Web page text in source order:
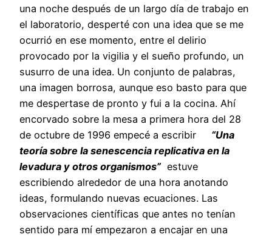
una noche después de un largo día de trabajo en
el laboratorio, desperté con una idea que se me
ocurrió en ese momento, entre el delirio
provocado por la vigilia y el sueño profundo, un
susurro de una idea. Un conjunto de palabras,
una imagen borrosa, aunque eso basto para que
me despertase de pronto y fui a la cocina. Ahí
encorvado sobre la mesa a primera hora del 28
de octubre de 1996 empecé a escribir
“Una
teoría sobre la senescencia replicativa en la
levadura y otros organismos” estuve
escribiendo alrededor de una hora anotando
ideas, formulando nuevas ecuaciones. Las
observaciones científicas que antes no tenían
sentido para mí empezaron a encajar en una